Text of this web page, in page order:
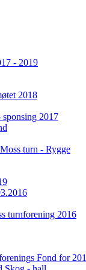
- 2019
2018
2017
turn - Rygge
turnforening 2016
Fond for